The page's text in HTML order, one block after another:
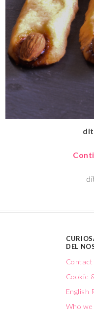
DEL
Contact
Cookie
English
Who